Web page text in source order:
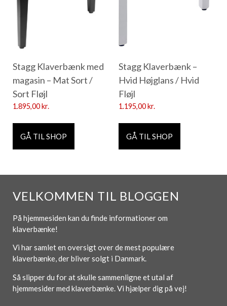
Stagg Klaverbænk med
magasin – Mat Sort /
Sort Fløjl
1.895,00 kr.
GÅ TIL SHOP
Stagg Klaverbænk –
Hvid Højglans / Hvid
Fløjl
1.195,00 kr.
GÅ TIL SHOP
VELKOMMEN TIL BLOGGEN
På hjemmesiden kan du finde informationer om
klaverbænke!
Vi har samlet en oversigt over de mest populære
klaverbænke, der bliver solgt i Danmark.
Så slipper du for at skulle sammenligne et utal af
hjemmesider med klaverbænke. Vi hjælper dig på vej!